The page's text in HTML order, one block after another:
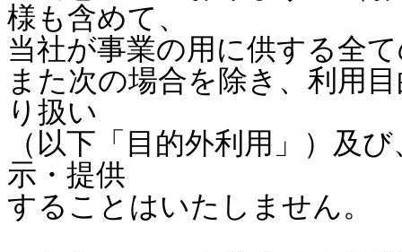
様も含めて、
当社が事業の用に供する全
また次の場合を除き、利用
り扱い
（以下「目的外利用」）及
示・提供
することはいたしません。